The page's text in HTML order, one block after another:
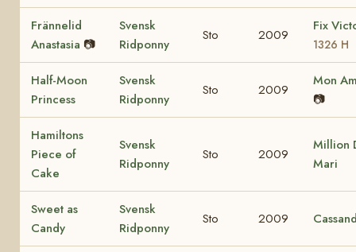
Frännelid
Anastasia 📷
Svensk
Ridponny
Sto 2009
Fix
1326 H
Half-Moon
Princess
Svensk
Ridponny
Sto 2009
Mon
📷
Hamiltons
Piece of
Cake
Svensk
Ridponny
Sto 2009
Million
Mari
Sweet as
Candy
Svensk
Ridponny
Sto 2009